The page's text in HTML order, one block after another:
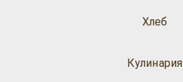
Хлеб
Кулинария